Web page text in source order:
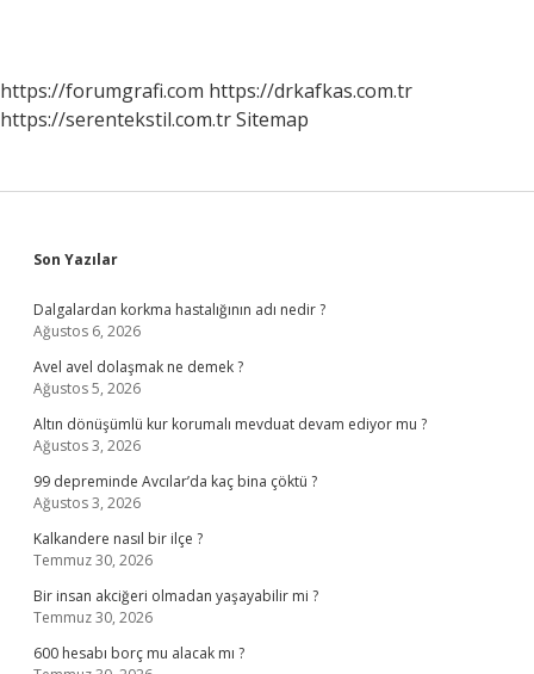
https://forumgrafi.com https://drkafkas.com.tr
https://serentekstil.com.trSitemap
Sidebar
Son Yazılar
Dalgalardan korkma hastalığının adı nedir ?
Ağustos 6, 2026
Avel avel dolaşmak ne demek ?
Ağustos 5, 2026
Altın dönüşümlü kur korumalı mevduat devam ediyor mu ?
Ağustos 3, 2026
99 depreminde Avcılar’da kaç bina çöktü ?
Ağustos 3, 2026
Kalkandere nasıl bir ilçe ?
Temmuz 30, 2026
Bir insan akciğeri olmadan yaşayabilir mi ?
Temmuz 30, 2026
600 hesabı borç mu alacak mı ?